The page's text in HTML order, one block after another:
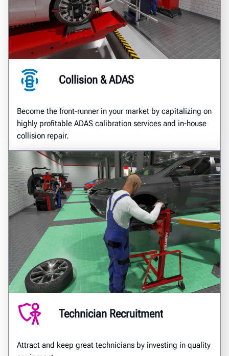
Collision & ADAS
Become the front-runner in your market by capitalizing on
highly profitable ADAS calibration services and in-house
collision repair.
Technician Recruitment
Attract and keep great technicians by investing in quality